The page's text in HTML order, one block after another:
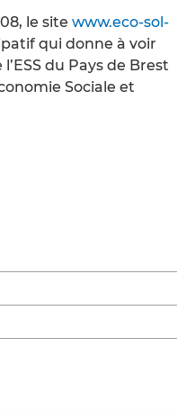
le site www.eco-sol-
qui donne à voir
du Pays de Brest
Sociale et